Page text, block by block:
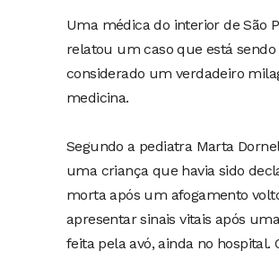
Uma médica do interior de São
relatou um caso que está sendo
considerado um verdadeiro
medicina.
Segundo a pediatra Marta
uma criança que havia sido
morta após um afogamento
apresentar sinais vitais após
feita pela avó, ainda no hospital.